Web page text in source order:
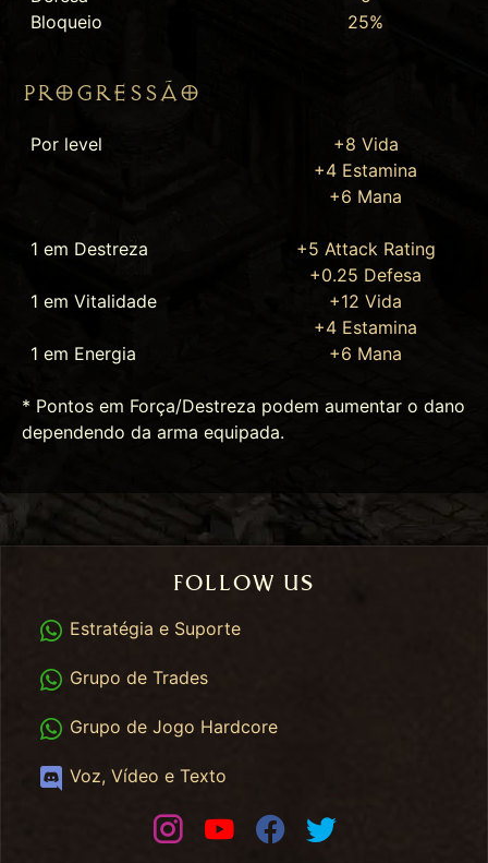
Bloqueio
25%
PROGRESSÃO
Por level
1 em Destreza
1 em Vitalidade
1 em Energia
+8 Vida
+4 Estamina
+6 Mana
+5 Attack Rating
+0.25 Defesa
+12 Vida
+4 Estamina
+6 Mana
* Pontos em Força/Destreza podem aumentar o dano
dependendo da arma equipada.
FOLLOW US
WhatsApp
Estratégia e Suporte
WhatsApp Trades
Grupo de Trades
WhatsApp HC
Grupo de Jogo Hardcore
Discord
Voz, Vídeo e Texto
InstagramYoutubeFacebook